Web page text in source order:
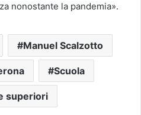
nonostante la pandemia».
Manuel Scalzotto
Scuola
superiori